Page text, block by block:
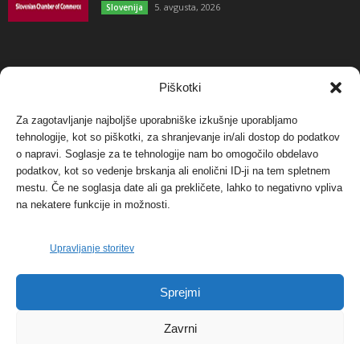
Piškotki
Za zagotavljanje najboljše uporabniške izkušnje uporabljamo
tehnologije, kot so piškotki, za shranjevanje in/ali dostop do podatkov
o napravi. Soglasje za te tehnologije nam bo omogočilo obdelavo
podatkov, kot so vedenje brskanja ali enolični ID-ji na tem spletnem
mestu. Če ne soglasja date ali ga prekličete, lahko to negativno vpliva
na nekatere funkcije in možnosti.
Upravljanje storitev
Sprejmi
Zavrni
Slovenija 5. avgusta, 2026
NAJBOLJ KOMENTIRANO
Protest proti vetrnim elektrarnam na Ojstrici, v
svetu pa vedno bolj...
Dogodki 12. maja, 2017
Tožilstvo v Celovcu v korist elektrarnam
Verbund
FOTO: Razstava cvetličarskega mojstra Andreja
Dogodki 27. novembra, 2017